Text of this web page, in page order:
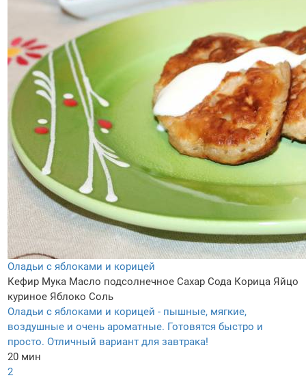
Оладьи с яблоками и корицей
Кефир Мука Масло подсолнечное Сахар Сода Корица Яйцо
куриное Яблоко Соль
Оладьи с яблоками и корицей - пышные, мягкие,
воздушные и очень ароматные. Готовятся быстро и
просто. Отличный вариант для завтрака!
20 мин
2